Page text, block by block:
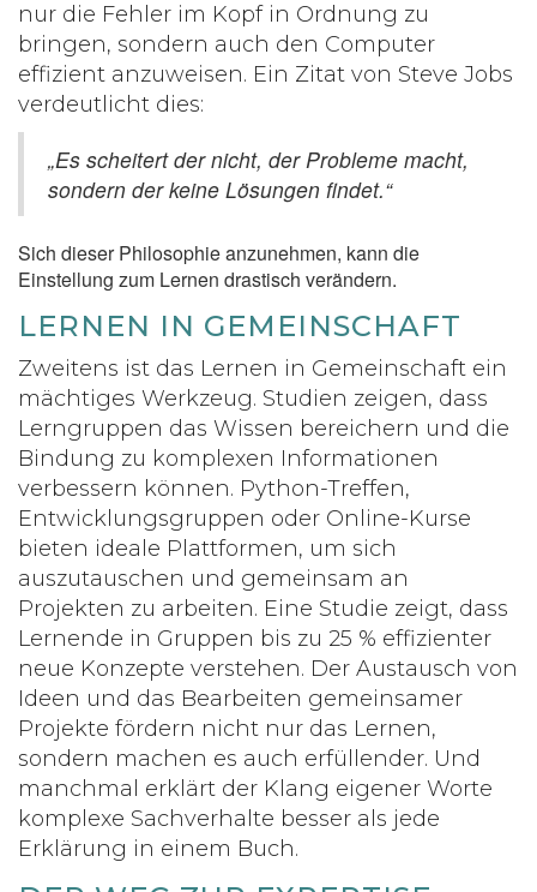
nur die Fehler im Kopf in Ordnung zu
bringen, sondern auch den Computer
effizient anzuweisen. Ein Zitat von Steve Jobs
verdeutlicht dies:
„Es scheitert der nicht, der Probleme macht,
sondern der keine Lösungen findet.“
Sich dieser Philosophie anzunehmen, kann die
Einstellung zum Lernen drastisch verändern.
LERNEN IN GEMEINSCHAFT
Zweitens ist das Lernen in Gemeinschaft ein
mächtiges Werkzeug. Studien zeigen, dass
Lerngruppen das Wissen bereichern und die
Bindung zu komplexen Informationen
verbessern können. Python-Treffen,
Entwicklungsgruppen oder Online-Kurse
bieten ideale Plattformen, um sich
auszutauschen und gemeinsam an
Projekten zu arbeiten. Eine Studie zeigt, dass
Lernende in Gruppen bis zu 25 % effizienter
neue Konzepte verstehen. Der Austausch von
Ideen und das Bearbeiten gemeinsamer
Projekte fördern nicht nur das Lernen,
sondern machen es auch erfüllender. Und
manchmal erklärt der Klang eigener Worte
komplexe Sachverhalte besser als jede
Erklärung in einem Buch.